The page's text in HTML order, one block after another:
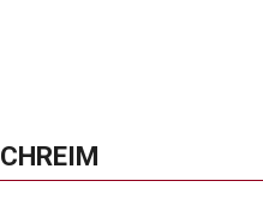
CHREIM